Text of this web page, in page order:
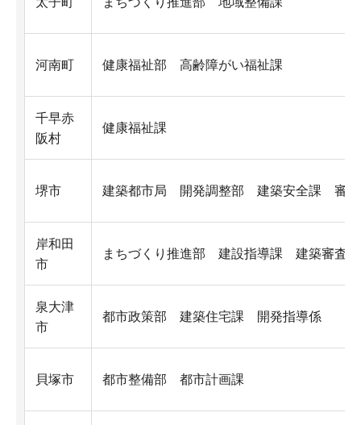
河南町 健康福祉部 高齢障がい福祉課
千早赤
阪村
健康福祉課
堺市 建築都市局 開発調整部 建築安全課 審
岸和田
市
まちづくり推進部 建設指導課 建築審査
泉大津
市
都市政策部 建築住宅課 開発指導係
貝塚市 都市整備部 都市計画課